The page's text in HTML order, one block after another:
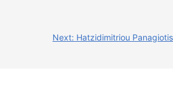
Next: Hatzidimitriou Panagiotis